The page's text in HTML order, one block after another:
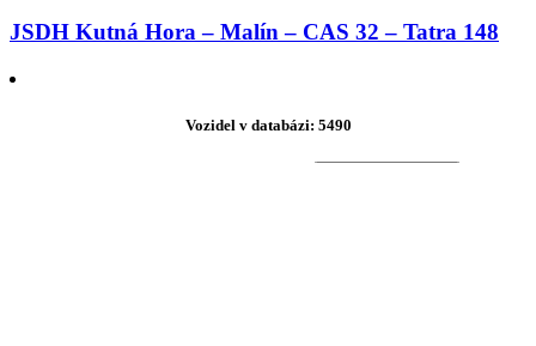
JSDH Kutná Hora – Malín – CAS 32 – Tatra 148
Vozidel v databázi: 5490